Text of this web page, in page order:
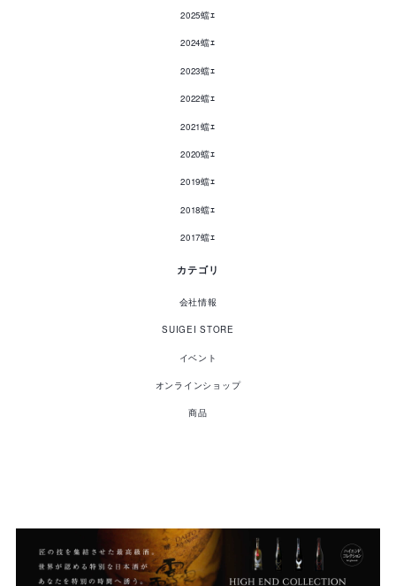
2025蟷ｴ
2024蟷ｴ
2023蟷ｴ
2022蟷ｴ
2021蟷ｴ
2020蟷ｴ
2019蟷ｴ
2018蟷ｴ
2017蟷ｴ
カテゴリ
会社情報
SUIGEI STORE
イベント
オンラインショップ
商品